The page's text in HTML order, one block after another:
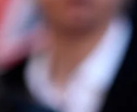
Anna Hidalgo
Publicado: 12 de julio de
Tom Holland